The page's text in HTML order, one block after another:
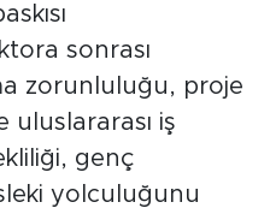
sonrası
zorunluluğu, proje
uluslararası iş
genç
yolculuğunu